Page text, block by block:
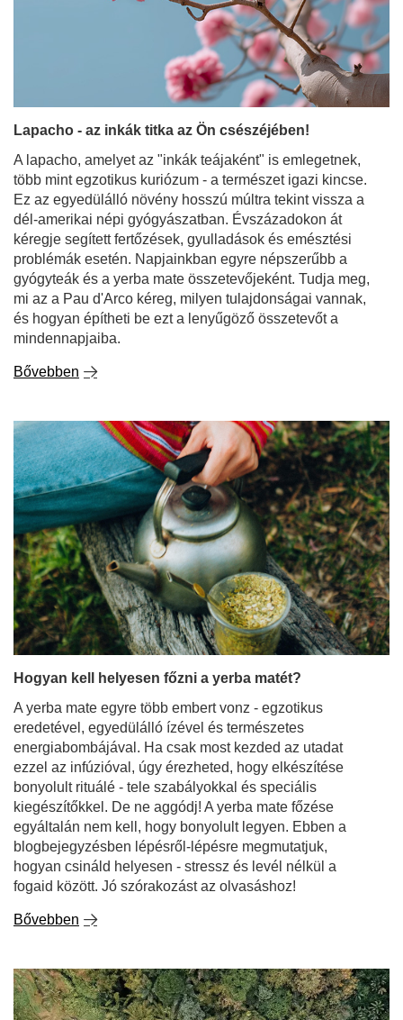
Lapacho - az inkák titka az Ön csészéjében!
A lapacho, amelyet az "inkák teájaként" is emlegetnek,
több mint egzotikus kuriózum - a természet igazi kincse.
dél-amerikai népi gyógyászatban. Évszázadokon át
kéregje segített fertőzések, gyulladások és emésztési
problémák esetén. Napjainkban egyre népszerűbb a
gyógyteák és a yerba mate összetevőjeként. Tudja meg,
mi az a Pau d'Arco kéreg, milyen tulajdonságai vannak,
és hogyan építheti be ezt a lenyűgöző összetevőt a
mindennapjaiba.
Bővebben
Hogyan kell helyesen főzni a yerba matét?
A yerba mate egyre több embert vonz - egzotikus
eredetével, egyedülálló ízével és természetes
ezzel az infúzióval, úgy érezheted, hogy elkészítése
bonyolult rituálé - tele szabályokkal és speciális
kiegészítőkkel. De ne aggódj! A yerba mate főzése
egyáltalán nem kell, hogy bonyolult legyen. Ebben a
blogbejegyzésben lépésről-lépésre megmutatjuk,
hogyan csináld helyesen - stressz és levél nélkül a
fogaid között. Jó szórakozást az olvasáshoz!
Bővebben